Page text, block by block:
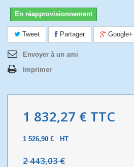
En réapprovisionnement
Tweet Partager Google+
Envoyer à un ami
Imprimer
1 832,27 € TTC
1 526,90 € HT
2 443,03 €